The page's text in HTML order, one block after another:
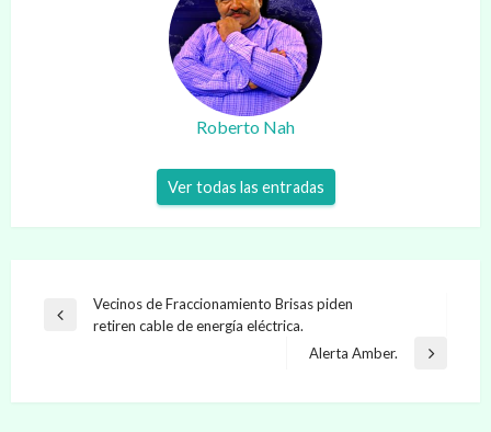
Roberto Nah
Ver todas las entradas
Navegación
Entrada
Vecinos de Fraccionamiento Brisas piden
retiren cable de energía eléctrica.
Entrada
Alerta Amber.